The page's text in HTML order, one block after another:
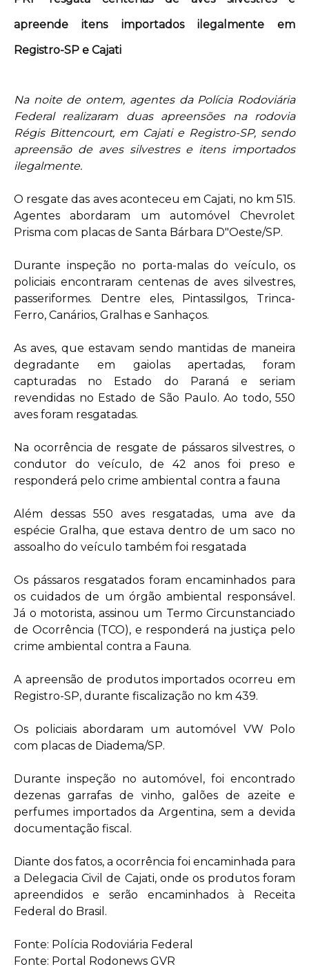
apreende itens importados ilegalmente em
Registro-SP e Cajati
Na noite de ontem, agentes da Polícia Rodoviária
Federal realizaram duas apreensões na rodovia
Régis Bittencourt, em Cajati e Registro-SP, sendo
apreensão de aves silvestres e itens importados
ilegalmente.
O resgate das aves aconteceu em Cajati, no km 515.
Agentes abordaram um automóvel Chevrolet
Prisma com placas de Santa Bárbara D"Oeste/SP.
Durante inspeção no porta-malas do veículo, os
policiais encontraram centenas de aves silvestres,
passeriformes. Dentre eles, Pintassilgos, Trinca-
Ferro, Canários, Gralhas e Sanhaços.
As aves, que estavam sendo mantidas de maneira
degradante em gaiolas apertadas, foram
capturadas no Estado do Paraná e seriam
revendidas no Estado de São Paulo. Ao todo, 550
aves foram resgatadas.
Na ocorrência de resgate de pássaros silvestres, o
condutor do veículo, de 42 anos foi preso e
responderá pelo crime ambiental contra a fauna
Além dessas 550 aves resgatadas, uma ave da
espécie Gralha, que estava dentro de um saco no
assoalho do veículo também foi resgatada
Os pássaros resgatados foram encaminhados para
os cuidados de um órgão ambiental responsável.
Já o motorista, assinou um Termo Circunstanciado
de Ocorrência (TCO), e responderá na justiça pelo
crime ambiental contra a Fauna.
A apreensão de produtos importados ocorreu em
Registro-SP, durante fiscalização no km 439.
Os policiais abordaram um automóvel VW Polo
com placas de Diadema/SP.
Durante inspeção no automóvel, foi encontrado
dezenas garrafas de vinho, galões de azeite e
perfumes importados da Argentina, sem a devida
documentação fiscal.
Diante dos fatos, a ocorrência foi encaminhada para
a Delegacia Civil de Cajati, onde os produtos foram
apreendidos e serão encaminhados à Receita
Federal do Brasil.
Fonte: Polícia Rodoviária Federal
Fonte: Portal Rodonews GVR